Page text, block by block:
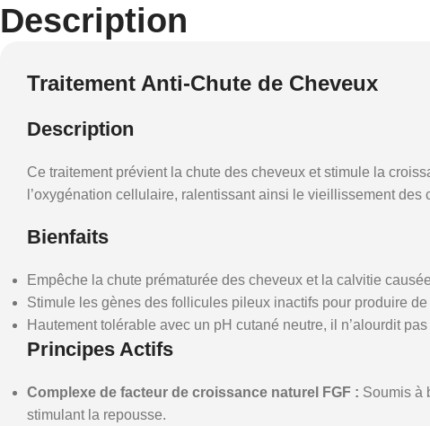
Description
Traitement Anti-Chute de Cheveux
Description
Ce traitement prévient la chute des cheveux et stimule la
l’oxygénation cellulaire, ralentissant ainsi le vieillissement
Bienfaits
Empêche la chute prématurée des cheveux et la calvitie
Stimule les gènes des follicules pileux inactifs pour produire
Hautement tolérable avec un pH cutané neutre, il n’alourdit
Principes Actifs
Complexe de facteur de croissance naturel FGF : Soumis à
stimulant la repousse.